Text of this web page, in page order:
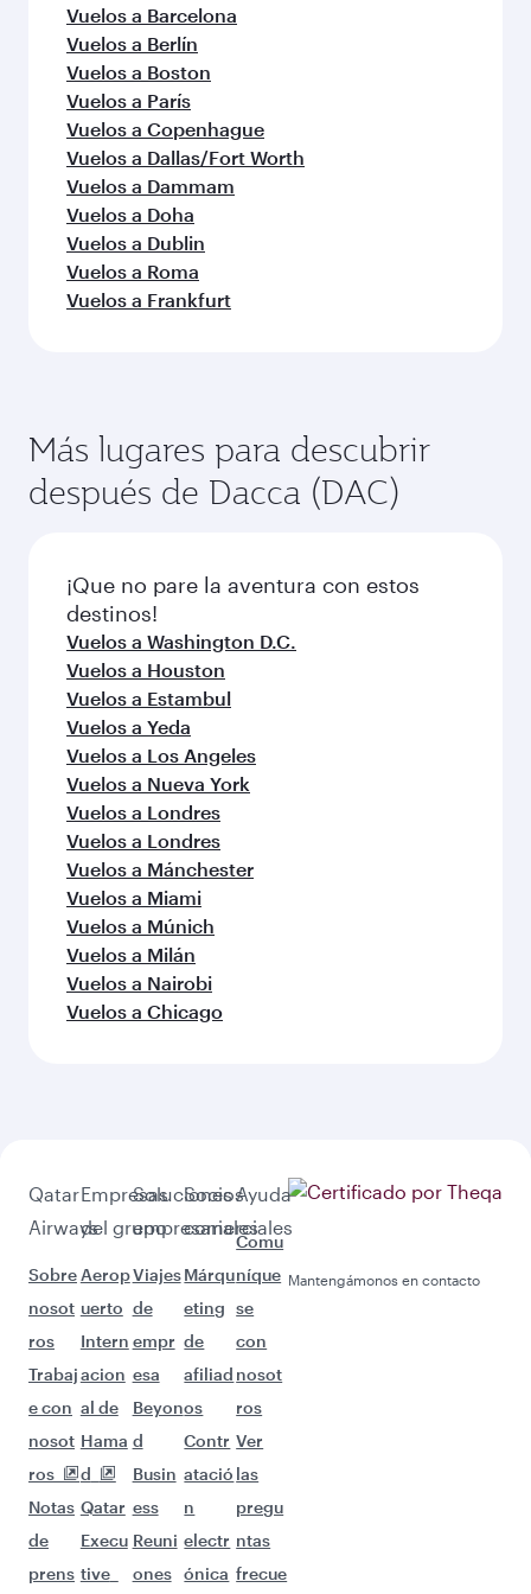
Vuelos a Barcelona
Vuelos a Berlín
Vuelos a Boston
Vuelos a París
Vuelos a Copenhague
Vuelos a Dallas/Fort Worth
Vuelos a Dammam
Vuelos a Doha
Vuelos a Dublin
Vuelos a Roma
Vuelos a Frankfurt
Más lugares para descubrir
después de Dacca (DAC)
¡Que no pare la aventura con estos
destinos!
Vuelos a Washington D.C.
Vuelos a Houston
Vuelos a Estambul
Vuelos a Yeda
Vuelos a Los Angeles
Vuelos a Nueva York
Vuelos a Londres
Vuelos a Londres
Vuelos a Mánchester
Vuelos a Miami
Vuelos a Múnich
Vuelos a Milán
Vuelos a Nairobi
Vuelos a Chicago
Qatar
Airways
Sobre
nosot
ros
Trabaj
e con
nosot
ros
Notas
de
prens
Empresas
del grupo
Aerop
uerto
Intern
acion
al de
Hama
d
Qatar
Execu
tive
Soluciones
empresariales
Viajes
de
empr
esa
Beyon
d
Busin
ess
Reuni
ones
Socios
comerciales
Márqu
eting
de
afiliad
os
Contr
atació
n
electr
ónica
Ayuda
Comu
níque
se
con
nosot
ros
Ver
las
pregu
ntas
frecue
Mantengámonos en contacto